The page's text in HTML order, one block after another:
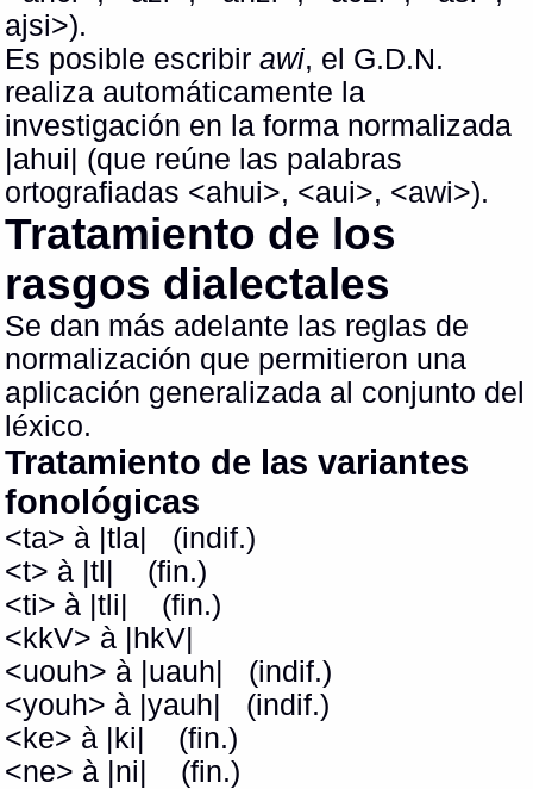
ajsi>).
Es posible escribirawi, el G.D.N.
realiza automáticamente la
investigación en la forma normalizada
|ahui| (que reúne las palabras
ortografiadas <ahui>, <aui>, <awi>).
Tratamiento de los
rasgos dialectales
Se dan más adelante las reglas de
normalización que permitieron una
aplicación generalizada al conjunto del
léxico.
Tratamiento de las variantes
fonológicas
<ta> à |tla| (indif.)
<t> à |tl| (fin.)
<ti> à |tli| (fin.)
<kkV> à |hkV|
<uouh> à |uauh| (indif.)
<youh> à |yauh| (indif.)
<ke> à |ki| (fin.)
<ne> à |ni| (fin.)